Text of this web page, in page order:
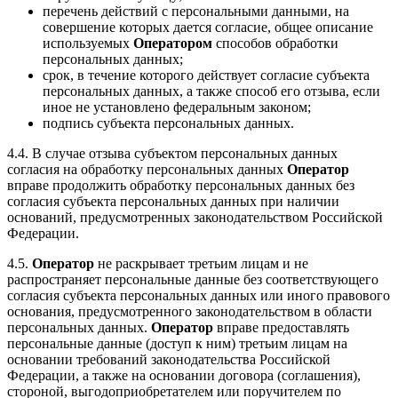
перечень действий с персональными данными, на
совершение которых дается согласие, общее описание
используемых Оператором способов обработки
персональных данных;
срок, в течение которого действует согласие субъекта
персональных данных, а также способ его отзыва, если
иное не установлено федеральным законом;
подпись субъекта персональных данных.
4.4. В случае отзыва субъектом персональных данных
согласия на обработку персональных данных Оператор
вправе продолжить обработку персональных данных без
согласия субъекта персональных данных при наличии
оснований, предусмотренных законодательством Российской
Федерации.
4.5. Оператор не раскрывает третьим лицам и не
распространяет персональные данные без соответствующего
согласия субъекта персональных данных или иного правового
основания, предусмотренного законодательством в области
персональных данных. Оператор вправе предоставлять
персональные данные (доступ к ним) третьим лицам на
основании требований законодательства Российской
Федерации, а также на основании договора (соглашения),
стороной, выгодоприобретателем или поручителем по